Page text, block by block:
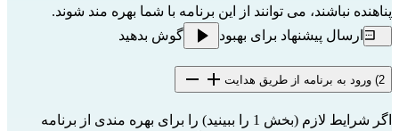
پناهنده نباشند، می توانند از این برنامه با شما بهره مند شوند.
ارسال پیشنهاد برای بهبود
گوش بدهید
2) ورود به برنامه از طریق هدایت
اگر شرایط لازم (بخش 1 را ببینید) را برای بهره مندی از برنامه